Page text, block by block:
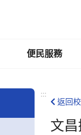
便民服務
:::
返回
文